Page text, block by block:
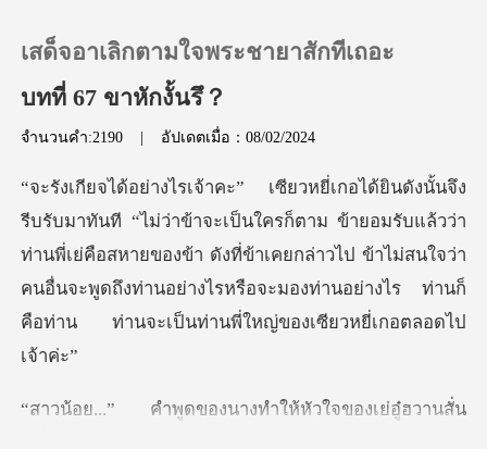
เติมเงิน
ประวัติการอ่าน
ออกจากระบบ
ดาวน์โหลดแอป
เสด็จอาเลิกตามใจพระชายาสักทีเถอะ
บทที่ 67 ขาหักงั้นรึ？
จำนวนคำ:2190 | อัปเดตเมื่อ：08/02/2024
าม ข้ายอมรับแล้วว่า
ท่านพี่เย่คือสหายของข้า ดังที่ข้าเคยกล่าวไป ข้าไม่สนใจว่า
คนอื่นจะพูดถึงท่า
างทำให้หัวใจของเย่อู๋ฮ